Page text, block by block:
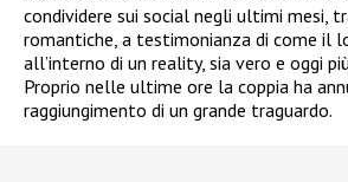
condividere sui social negli ultimi mesi,
romantiche, a testimonianza di come il
all’interno di un reality, sia vero e oggi
Proprio nelle ultime ore la coppia ha
raggiungimento di un grande traguardo.